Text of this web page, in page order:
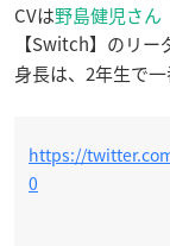
CVは野島健児さん
【Switch】のリー
身長は、2年生で
https://
0